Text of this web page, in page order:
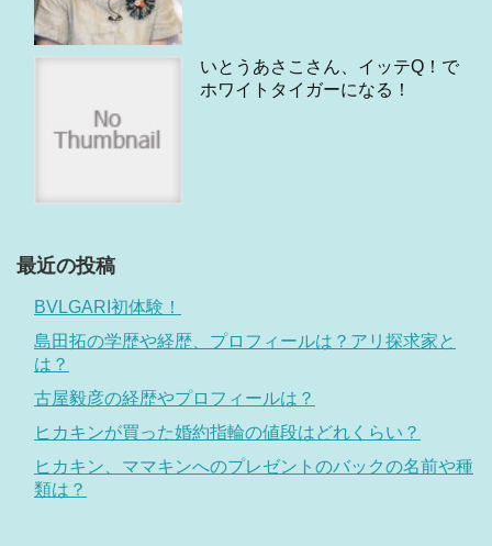
いとうあさこさん、イッテQ！で
ホワイトタイガーになる！
最近の投稿
BVLGARI初体験！
島田拓の学歴や経歴、プロフィールは？アリ探求家と
は？
古屋毅彦の経歴やプロフィールは？
ヒカキンが買った婚約指輪の値段はどれくらい？
ヒカキン、ママキンへのプレゼントのバックの名前や種
類は？